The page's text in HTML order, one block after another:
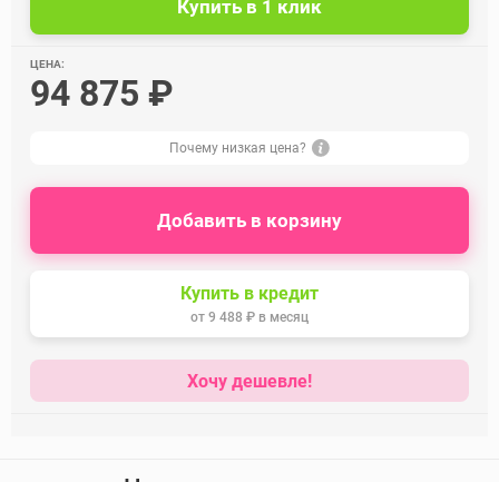
ЦЕНА:
94 875 ₽
Почему низкая цена?
Добавить в корзину
Купить в кредит
от 9 488 ₽ в месяц
Хочу дешевле!